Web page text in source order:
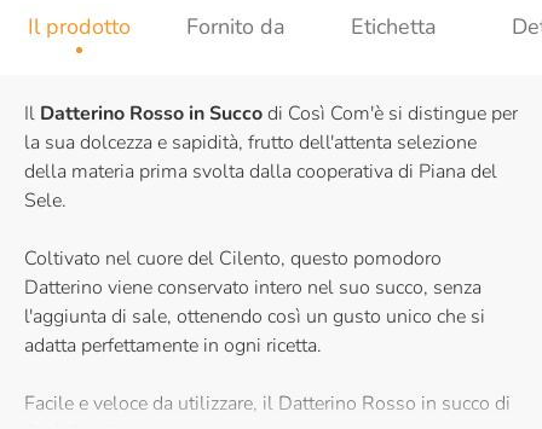
Il prodotto Fornito da Etichetta
Il Datterino Rosso in Succodi Così Com'è si distingue per
la sua dolcezza e sapidità, frutto dell'attenta selezione
della materia prima svolta dalla cooperativa di Piana del
Sele.
Coltivato nel cuore del Cilento, questo pomodoro
Datterino viene conservato intero nel suo succo, senza
l'aggiunta di sale, ottenendo così un gusto unico che si
adatta perfettamente in ogni ricetta.
Facile e veloce da utilizzare, il Datterino Rosso in succo di